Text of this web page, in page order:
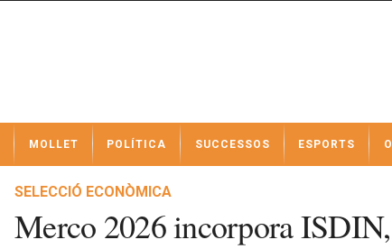
t
MOLLET POLÍTICA SUCCESSOS ESPORTS
SELECCIÓ ECONÒMICA
Merco 2026 incorpora